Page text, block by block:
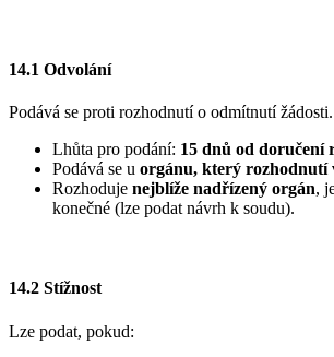
14.1 Odvolání
Podává se proti rozhodnutí o odmítnutí žádosti.
Lhůta pro podání: 15 dnů od doručení
Podává se u orgánu, který rozhodnutí
Rozhoduje nejblíže nadřízený orgán,
konečné (lze podat návrh k soudu).
14.2 Stížnost
Lze podat, pokud: